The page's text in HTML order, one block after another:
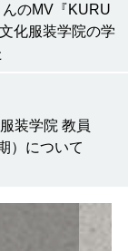
のMV『KURU
化服装学院の学
装学院 教員
）について